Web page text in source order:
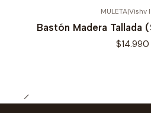
MULETA|Vishv
Bastón Madera Tallada
$14.990